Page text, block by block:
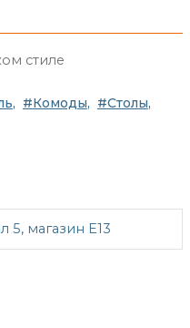
стиле
Комоды
Столы
5, магазин E13